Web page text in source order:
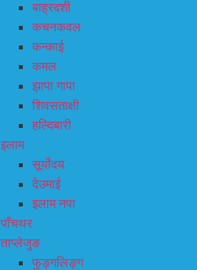
बाह्रदशी
कचनकवल
कन्काई
कमल
झापा गापा
शिवसताक्षी
हल्दिबारी
इलाम
सूर्योदय
देउमाई
इलाम नपा
पाँचथर
ताप्लेजुङ
फुङ्गलिङ्ग